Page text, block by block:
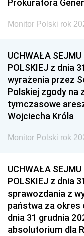
Monitor Polski rok
UCHWAŁA
POLSKIEJ z dnia
wyrażenia przez
Polskiej zgody na
tymczasowe
Wojciecha Króla
Monitor Polski rok
UCHWAŁA
POLSKIEJ z dnia
sprawozdania z
państwa za okres
dnia 31 grudnia
absolutorium dla